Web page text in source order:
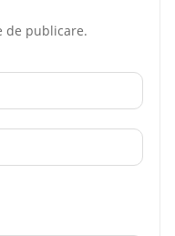
de publicare.